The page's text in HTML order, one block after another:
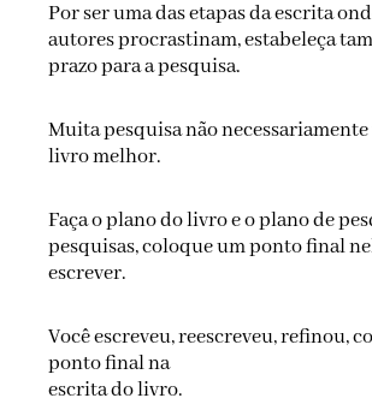
Por ser uma das etapas da escrita
autores procrastinam, estabeleça
prazo para a pesquisa.
Muita pesquisa não
livro melhor.
Faça o plano do livro e o plano de
pesquisas, coloque um ponto final
escrever.
Você escreveu, reescreveu, refinou,
ponto final na
escrita do livro.